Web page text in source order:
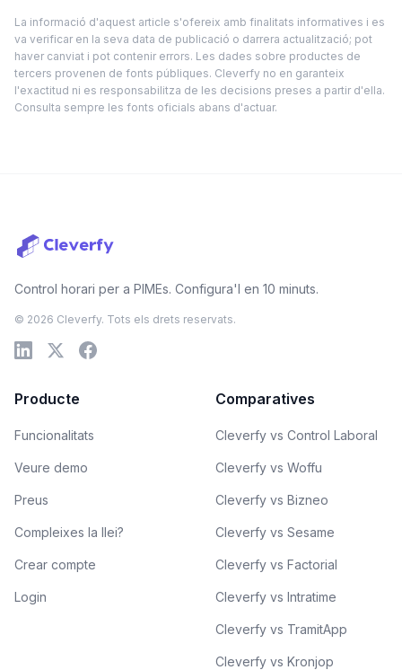
La informació d'aquest article s'ofereix amb finalitats informatives i es
va verificar en la seva data de publicació o darrera actualització; pot
haver canviat i pot contenir errors. Les dades sobre productes de
tercers provenen de fonts públiques. Cleverfy no en garanteix
l'exactitud ni es responsabilitza de les decisions preses a partir d'ella.
Consulta sempre les fonts oficials abans d'actuar.
Control horari per a PIMEs. Configura'l en 10 minuts.
© 2026 Cleverfy. Tots els drets reservats.
Producte
Funcionalitats
Veure demo
Preus
Compleixes la llei?
Crear compte
Login
Comparatives
Cleverfy vs Control Laboral
Cleverfy vs Woffu
Cleverfy vs Bizneo
Cleverfy vs Sesame
Cleverfy vs Factorial
Cleverfy vs Intratime
Cleverfy vs TramitApp
Cleverfy vs Kronjop